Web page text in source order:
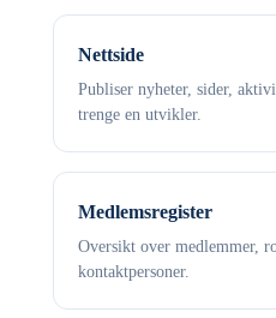
Nettside
Publiser nyheter, sider,
trenge en utvikler.
Medlemsregister
Oversikt over medlemmer,
kontaktpersoner.